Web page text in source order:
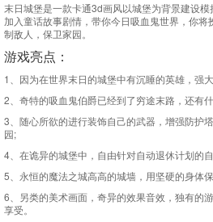
末日城堡是一款卡通3d画风以城堡为背景建设
加入童话故事剧情，带你今日吸血鬼世界，你
制敌人，保卫家园。
游戏亮点：
1、因为在世界末日的城堡中有沉睡的英雄，强
2、奇特的吸血鬼伯爵已经到了穷途末路，还有
3、随心所欲的进行装饰自己的武器，增强防护
园;
4、在诡异的城堡中，自由针对自动退休计划的
5、永恒的魔法之城高高的城墙，用坚硬的身体
6、另类的美术画面，奇异的效果音效，独有的
享受。